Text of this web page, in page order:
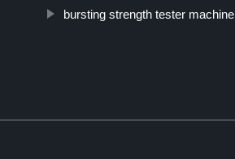
bursting strength tester machine